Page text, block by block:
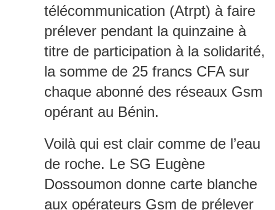
télécommunication (Atrpt) à faire
prélever pendant la quinzaine à
titre de participation à la solidarité,
la somme de 25 francs CFA sur
chaque abonné des réseaux Gsm
opérant au Bénin.
Voilà qui est clair comme de l’eau
de roche. Le SG Eugène
Dossoumon donne carte blanche
aux opérateurs Gsm de prélever